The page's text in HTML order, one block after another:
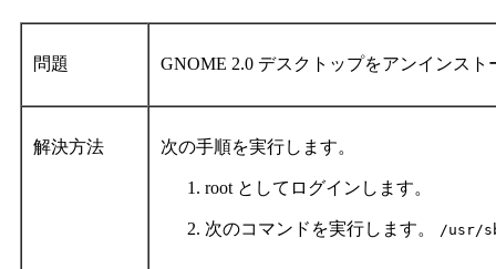
問題 GNOME 2.0 デスクトップをアンインス
解決方法 次の手順を実行します。
root としてログインします。
次のコマンドを実行します。 /usr/